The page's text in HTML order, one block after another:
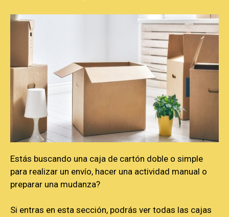
Estás buscando una caja de cartón doble o simple
para realizar un envío, hacer una actividad manual o
preparar una mudanza?
Si entras en esta sección, podrás ver todas las cajas